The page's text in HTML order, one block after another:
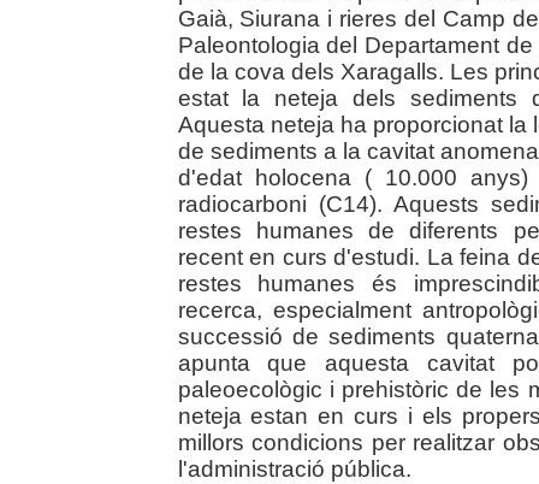
Gaià, Siurana i rieres del Camp
Paleontologia del Departament
de la cova dels Xaragalls. Les
estat la neteja dels sediments
Aquesta neteja ha proporcionat
de sediments a la cavitat
d'edat holocena ( 10.000 anys)
radiocarboni (C14). Aquests
restes humanes de diferents
recent en curs d'estudi. La feina
restes humanes és
recerca, especialment
successió de sediments
apunta que aquesta cavitat
paleoecològic i prehistòric de les
neteja estan en curs i els
millors condicions per realitzar
l'administració pública.